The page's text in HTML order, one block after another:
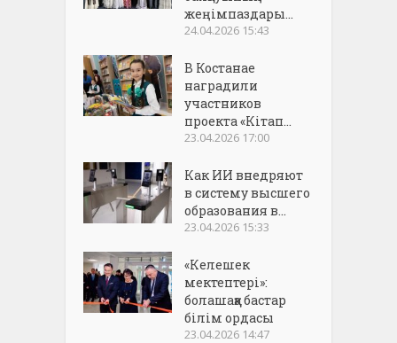
жеңімпаздары...
24.04.2026 15:43
В Костанае
наградили
участников
проекта «Кітап...
23.04.2026 17:00
Как ИИ внедряют
в систему высшего
образования в...
23.04.2026 15:33
«Келешек
мектептері»:
болашаққа бастар
білім ордасы
23.04.2026 14:47